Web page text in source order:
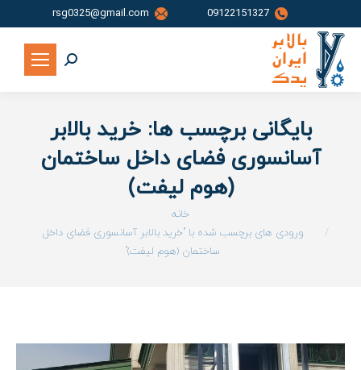
09122151327
rsg0325@gmail.com
جستجو:
بایگانی برچسب ها:خرید بالابر
آسانسوری فضای داخل ساختمان
(هوم لیفت)
خانه
ورودی های برچسب شده با "خرید بالابر آسانسوری فضای داخل
ساختمان (هوم لیفت)"